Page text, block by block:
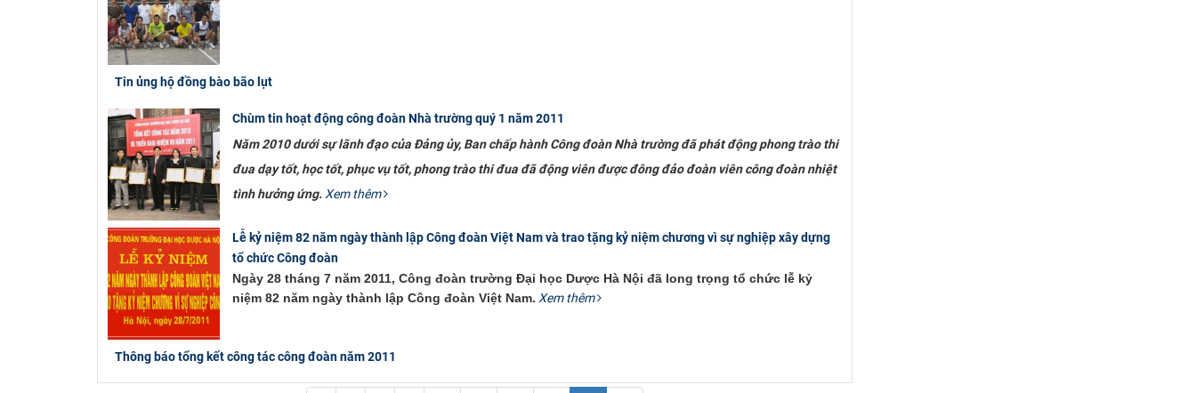
Tin ủng hộ đồng bào bão lụt
Chùm tin hoạt động công đoàn Nhà trường quý 1 năm 2011
Năm 2010 dưới sự lãnh đạo của Đảng ủy, Ban chấp hành Công đoàn Nhà trường đã phát động phong trào thi
đua dạy tốt, học tốt, phục vụ tốt, phong trào thi đua đã động viên được đông đảo đoàn viên công đoàn nhiệt
tình hưởng ứng. Xem thêm
Lễ kỷ niệm 82 năm ngày thành lập Công đoàn Việt Nam và trao tặng kỷ niệm chương vì sự nghiệp xây dựng
tổ chức Công đoàn
Ngày 28 tháng 7 năm 2011, Công đoàn trường Đại học Dược Hà Nội đã long trọng tổ chức lễ kỷ
niệm 82 năm ngày thành lập Công đoàn Việt Nam. Xem thêm
Thông báo tổng kết công tác công đoàn năm 2011